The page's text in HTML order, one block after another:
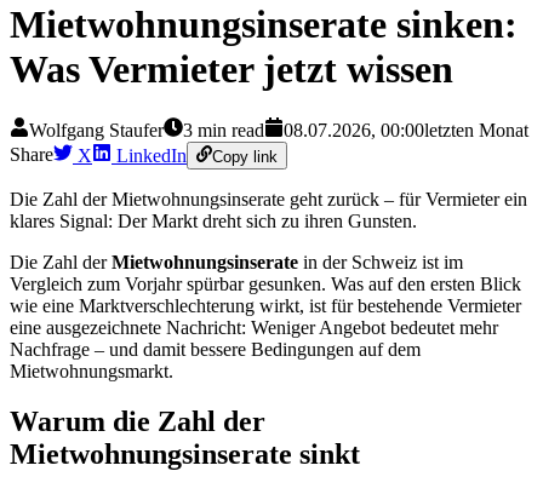
Mietwohnungsinserate sinken:
Was Vermieter jetzt wissen
Wolfgang Staufer 3 min read 08.07.2026, 00:00letzten Monat
Share
X LinkedIn Copy link
Die Zahl der Mietwohnungsinserate geht zurück – für Vermieter ein
klares Signal: Der Markt dreht sich zu ihren Gunsten.
Die Zahl derMietwohnungsinserate in der Schweiz ist im
Vergleich zum Vorjahr spürbar gesunken. Was auf den ersten Blick
wie eine Marktverschlechterung wirkt, ist für bestehende Vermieter
eine ausgezeichnete Nachricht: Weniger Angebot bedeutet mehr
Nachfrage – und damit bessere Bedingungen auf dem
Mietwohnungsmarkt.
Warum die Zahl der
Mietwohnungsinserate sinkt